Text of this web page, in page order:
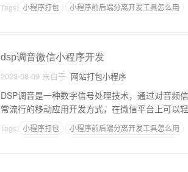
Tags: 小程序打包 小程序前后端分离开发工具怎么用
dsp调音微信小程序开发
2023-08-09 来自于 网站打包小程序
DSP调音是一种数字信号处理技术，通过对音频
常流行的移动应用开发方式，在微信平台上可以
发，可以实现许多有趣的音频处理应用。实现
Tags: 小程序打包 小程序前后端分离开发工具怎么用